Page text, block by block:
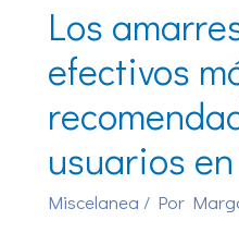
Los
efectivos
usuarios
Miscelanea / Por